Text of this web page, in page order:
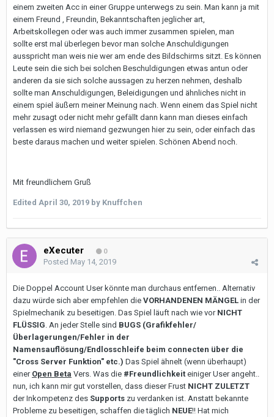
einem zweiten Acc in einer Gruppe unterwegs zu sein. Man kann ja mit
einem Freund , Freundin, Bekanntschaften jeglicher art,
Arbeitskollegen oder was auch immer zusammen spielen, man
sollte erst mal überlegen bevor man solche Anschuldigungen
ausspricht man weis nie wer am ende des Bildschirms sitzt. Es können
Leute sein die sich bei solchen Beschuldigungen etwas antun oder
anderen da sie sich solche aussagen zu herzen nehmen, deshalb
sollte man Anschuldigungen, Beleidigungen und ähnliches nicht in
einem spiel äußern meiner Meinung nach. Wenn einem das Spiel nicht
mehr zusagt oder nicht mehr gefällt dann kann man dieses einfach
verlassen es wird niemand gezwungen hier zu sein, oder einfach das
beste daraus machen und weiter spielen. Schönen Abend noch.
Mit freundlichem Gruß
Edited April 30, 2019 by Knuffchen
eXecuter 0
Posted May 14, 2019
Die Doppel Account User könnte man durchaus entfernen.. Alternativ
dazu würde sich aber empfehlen die VORHANDENEN MÄNGEL in der
Spielmechanik zu beseitigen. Das Spiel läuft nach wie vor NICHT
FLÜSSIG. An jeder Stelle sind BUGS (Grafikfehler/
Überlagerungen/Fehler in der
Namensauflösung/Endlosschleife beim connecten über die
"Cross Server Funktion" etc.) Das Spiel ähnelt (wenn überhaupt)
einer Open Beta Vers. Was die #Freundlichkeit einiger User angeht..
nun, ich kann mir gut vorstellen, dass dieser Frust NICHT ZULETZT
der Inkompetenz des Supports zu verdanken ist. Anstatt bekannte
Probleme zu beseitigen, schaffen die täglich NEUE!! Hat mich